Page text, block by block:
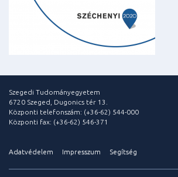
Szegedi Tudományegyetem
6720 Szeged, Dugonics tér 13.
Központi telefonszám: (+36-62) 544-000
Központi fax: (+36-62) 546-371
Adatvédelem Impresszum Segítség